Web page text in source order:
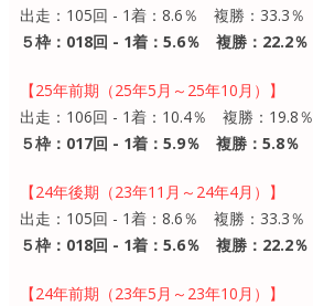
出走：105回 - 1着：8.6％ 複勝：33.3％
５枠：018回 - 1着：5.6％ 複勝：22.2％
【25年前期（25年5月～25年10月）】
出走：106回 - 1着：10.4％ 複勝：19.8％
５枠：017回 - 1着：5.9％ 複勝：5.8％
【24年後期（23年11月～24年4月）】
出走：105回 - 1着：8.6％ 複勝：33.3％
５枠：018回 - 1着：5.6％ 複勝：22.2％
【24年前期（23年5月～23年10月）】